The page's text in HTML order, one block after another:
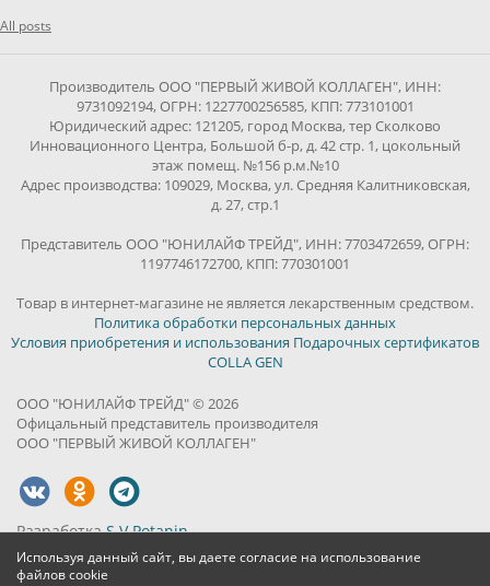
Используя данный сайт, вы даете согласие на использование
файлов cookie
All posts
Производитель ООО "ПЕРВЫЙ ЖИВОЙ КОЛЛАГЕН", ИНН:
9731092194, ОГРН: 1227700256585, КПП: 773101001
Юридический адрес: 121205, город Москва, тер Сколково
Инновационного Центра, Большой б-р, д. 42 стр. 1, цокольный
этаж помещ. №156 р.м.№10
Адрес производства: 109029, Москва, ул. Средняя Калитниковская,
д. 27, стр.1
Представитель ООО "ЮНИЛАЙФ ТРЕЙД", ИНН: 7703472659, ОГРН:
1197746172700, КПП: 770301001
Товар в интернет-магазине не является лекарственным средством.
Политика обработки персональных данных
Условия приобретения и использования Подарочных сертификатов
COLLA GEN
ООО "ЮНИЛАЙФ ТРЕЙД" © 2026
Офицальный представитель производителя
ООО "ПЕРВЫЙ ЖИВОЙ КОЛЛАГЕН"
РазработкаS.V.Potanin